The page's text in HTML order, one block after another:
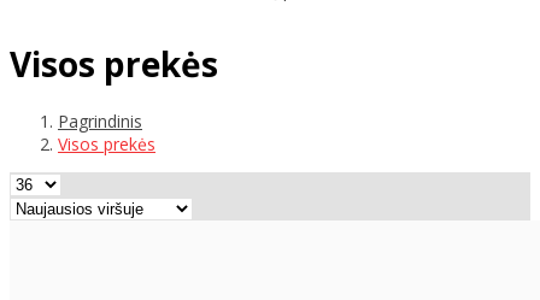
Visos prekės
Pagrindinis
Visos prekės